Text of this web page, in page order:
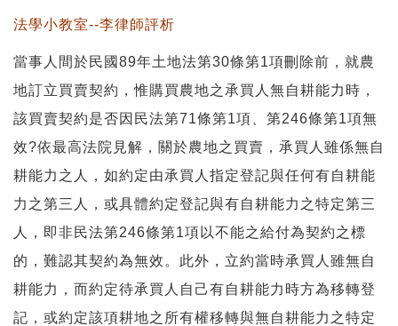
法學小教室--李律師評析
當事人間於民國89年土地法第30條第1項刪除前，就農
地訂立買賣契約，惟購買農地之承買人無自耕能力時，
該買賣契約是否因民法第71條第1項、第246條第1項無
效?依最高法院見解，關於農地之買賣，承買人雖係無自
耕能力之人，如約定由承買人指定登記與任何有自耕能
力之第三人，或具體約定登記與有自耕能力之特定第三
人，即非民法第246條第1項以不能之給付為契約之標
的，難認其契約為無效。此外，立約當時承買人雖無自
耕能力，而約定待承買人自己有自耕能力時方為移轉登
記，或約定該項耕地之所有權移轉與無自耕能力之特定